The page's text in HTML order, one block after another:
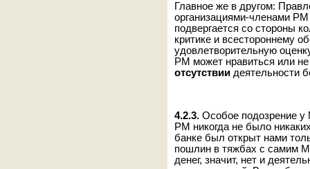
Главное же в другом:
организациями-членами
подвергается со стороны
критике и всестороннему
удовлетворительную
РМ может нравиться или
отсутствии деятельности
4.2.3. Особое подозрение у
РМ никогда не было
банке был открыт нами
пошлин в тяжбах с самим
денег, значит, нет и